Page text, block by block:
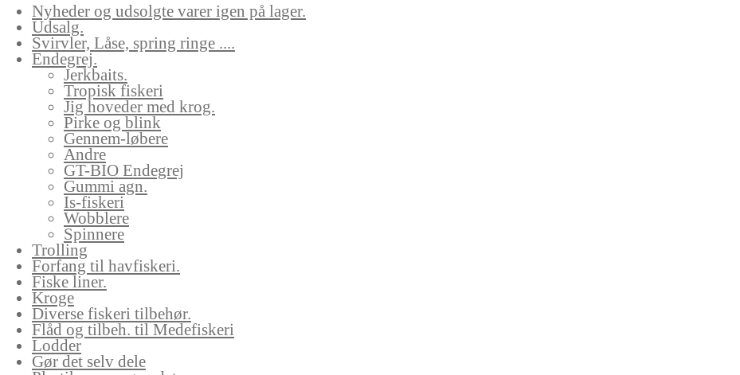
Nyheder og udsolgte varer igen på lager.
Udsalg.
Svirvler, Låse, spring ringe ....
Endegrej.
Jerkbaits.
Tropisk fiskeri
Jig hoveder med krog.
Pirke og blink
Gennem-løbere
Andre
GT-BIO Endegrej
Gummi agn.
Is-fiskeri
Wobblere
Spinnere
Trolling
Forfang til havfiskeri.
Fiske liner.
Kroge
Diverse fiskeri tilbehør.
Flåd og tilbeh. til Medefiskeri
Lodder
Gør det selv dele